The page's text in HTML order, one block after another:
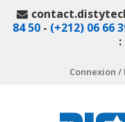
84 50 - (+212) 06 66
:
Connexion